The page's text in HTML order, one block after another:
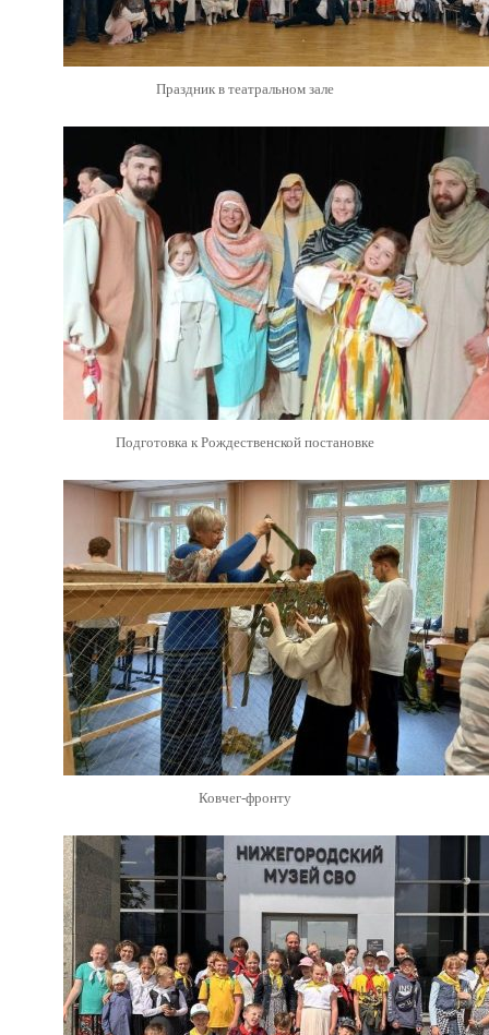
Праздник в театральном зале
Подготовка к Рождественской постановке
Ковчег-фронту